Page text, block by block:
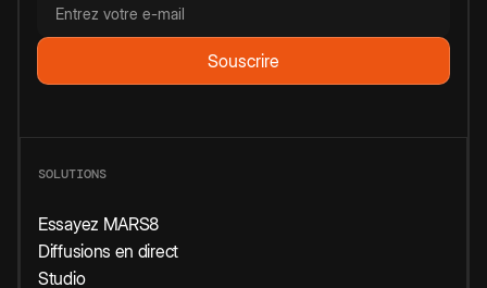
SOLUTIONS
Essayez MARS8
Diffusions en direct
Studio